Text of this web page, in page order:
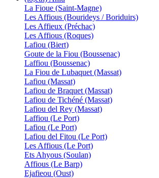
La Fioue (Saint-Magne)
Les Affious (Bourideys / Boriduirs)
Les Affieux (Préchac)
Les Affious (Roques)
Lafiou (Biert)
Goute de la Fiou (Boussenac)
Laffiou (Boussenac)
La Fiou de Lubaquet (Massat)
Lafiou (Massat)
Lafiou de Braquet (Massat)
Lafiou de Tichéné (Massat)
Lafiou del Rey (Massat)
Laffiou (Le Port)
Lafiou (Le Port)
Lafiou del Fitou (Le Port)
Les Affious (Le Port)
Ets Ahyous (Soulan)
Affious (Le Barp)
Ejafieou (Oust)